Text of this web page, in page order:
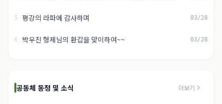
5 평강의 라파에 감사하며 03/28
6 박우진 형제님의 환갑을 맞이하여~~ 03/28
공동체 동정 및 소식 더보기